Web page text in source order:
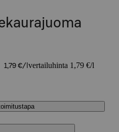
1,79 €/l vertailuhinta 1,79 €/l